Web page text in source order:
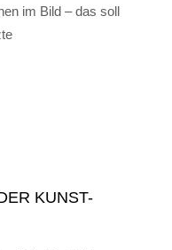
im Bild – das soll
KUNST-K